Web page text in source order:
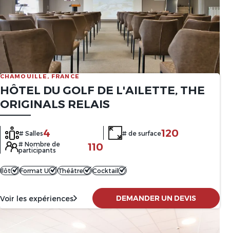
CHAMOUILLE, FRANCE
HÔTEL DU GOLF DE L'AILETTE, THE
ORIGINALS RELAIS
# Salles4 # de surface120
# Nombre de
participants
110
Ilôt Format U Théâtre Cocktail
Voir les expériences DEMANDER UN DEVIS